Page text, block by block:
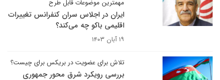
مهمترین موضوعات قابل طرح
ایران در اجلاس سران کنفرانس تغییرات
اقلیمی باکو چه می‌کند؟
۱۹ آبان ۱۴۰۳
تلاش برای عضویت در بریکس برای چیست؟
بررسی رویکرد شرق محور جمهوری